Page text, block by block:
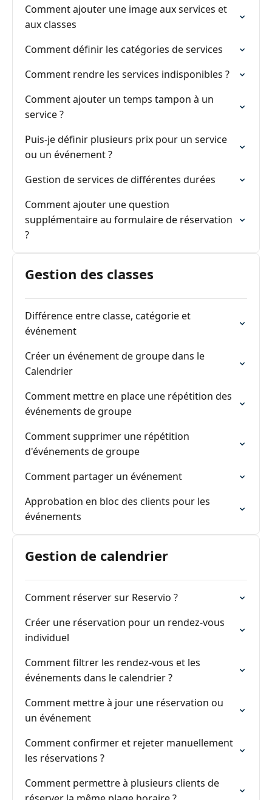
Comment ajouter une image aux services et
aux classes
Comment définir les catégories de services
Comment rendre les services indisponibles ?
Comment ajouter un temps tampon à un
service ?
Puis-je définir plusieurs prix pour un service
ou un événement ?
Gestion de services de différentes durées
Comment ajouter une question
supplémentaire au formulaire de réservation
?
Gestion des classes
Différence entre classe, catégorie et
événement
Créer un événement de groupe dans le
Calendrier
Comment mettre en place une répétition des
événements de groupe
Comment supprimer une répétition
d'événements de groupe
Comment partager un événement
Approbation en bloc des clients pour les
événements
Gestion de calendrier
Comment réserver sur Reservio ?
Créer une réservation pour un rendez-vous
individuel
Comment filtrer les rendez-vous et les
événements dans le calendrier ?
Comment mettre à jour une réservation ou
un événement
Comment confirmer et rejeter manuellement
les réservations ?
Comment permettre à plusieurs clients de